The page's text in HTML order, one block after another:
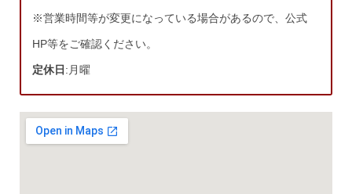
※営業時間等が変更になっている場合があるので、公式
HP等をご確認ください。
定休日 :月曜